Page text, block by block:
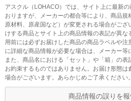
アスクル（LOHACO）では、サイト上に最新
おりますが、メーカーの都合等により、商品規
原材料、原産国など）が変更される場合がござ
けする商品とサイト上の商品情報の表記が異な
用前には必ずお届けした商品の商品ラベルや注
に詳細な商品情報が必要な場合は、メーカー等
また、商品名における「セット」や「箱」の
お約束するものではありません。お届け形態は
場合がございます。あらかじめご了承ください。
商品情報の誤りを報